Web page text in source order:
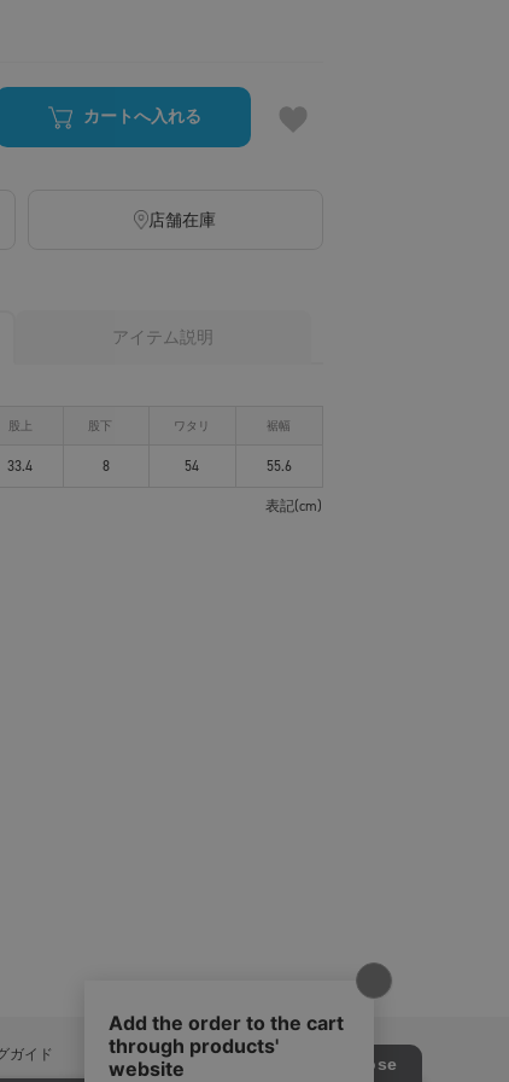
カートへ入れる
店舗在庫
アイテム説明
股上 股下 ワタリ 裾幅
33.4 8 54 55.6
表記(cm)
ガイド